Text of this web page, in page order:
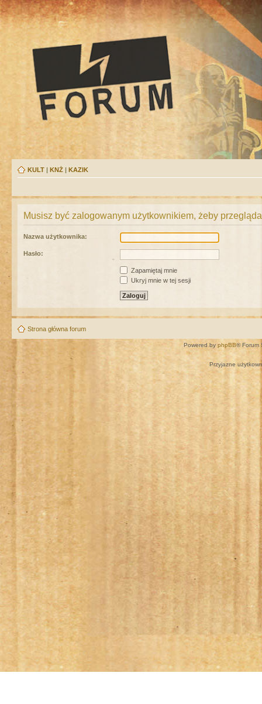
KULT | KNŻ | KAZIK
Musisz być zalogowanym użytkownikiem, żeby
Nazwa użytkownika:
Hasło:
Zapamiętaj mnie
Ukryj mnie w tej sesji
Strona główna forum
Powered by phpBB® Forum
Przyjazne